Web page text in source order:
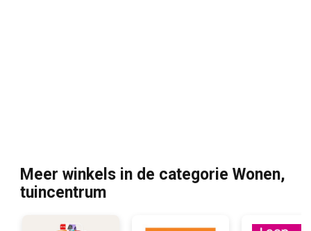
Meer winkels in de categorie Wonen,
tuincentrum